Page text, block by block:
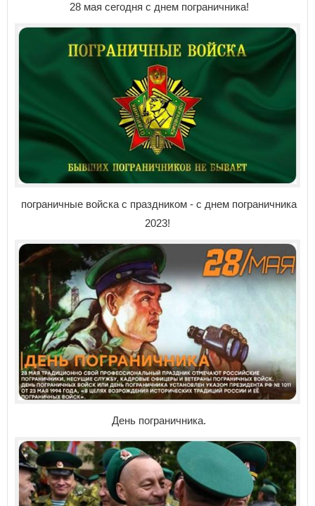
28 мая сегодня с днем пограничника!
пограничные войска с праздником - с днем пограничника
2023!
День пограничника.